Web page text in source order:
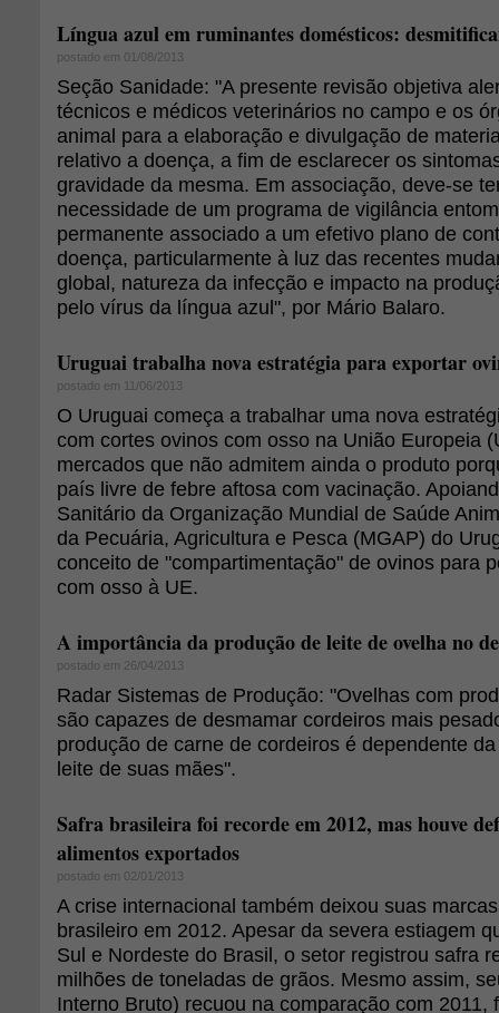
Língua azul em ruminantes domésticos:
postado em 01/08/2013
Seção Sanidade: "A presente revisão objetiva
técnicos e médicos veterinários no campo e os
animal para a elaboração e divulgação de
relativo a doença, a fim de esclarecer os
gravidade da mesma. Em associação, deve-se
necessidade de um programa de vigilância
permanente associado a um efetivo plano de
doença, particularmente à luz das recentes
global, natureza da infecção e impacto na
pelo vírus da língua azul", por Mário Balaro.
Uruguai trabalha nova estratégia para exportar
postado em 11/06/2013
O Uruguai começa a trabalhar uma nova
com cortes ovinos com osso na União Europeia
mercados que não admitem ainda o produto
país livre de febre aftosa com vacinação.
Sanitário da Organização Mundial de Saúde
da Pecuária, Agricultura e Pesca (MGAP) do
conceito de "compartimentação" de ovinos para
com osso à UE.
A importância da produção de leite de ovelha no
postado em 26/04/2013
Radar Sistemas de Produção: "Ovelhas com
são capazes de desmamar cordeiros mais
produção de carne de cordeiros é dependente
leite de suas mães".
Safra brasileira foi recorde em 2012, mas houve
alimentos exportados
postado em 02/01/2013
A crise internacional também deixou suas
brasileiro em 2012. Apesar da severa estiagem
Sul e Nordeste do Brasil, o setor registrou safra
milhões de toneladas de grãos. Mesmo assim,
Interno Bruto) recuou na comparação com 2011,